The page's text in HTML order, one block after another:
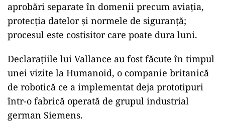
aprobări separate în domenii precum aviația,
protecția datelor și normele de siguranță;
procesul este costisitor care poate dura luni.
Declarațiile lui Vallance au fost făcute în timpul
unei vizite la Humanoid, o companie britanică
de robotică ce a implementat deja prototipuri
într-o fabrică operată de grupul industrial
german Siemens.